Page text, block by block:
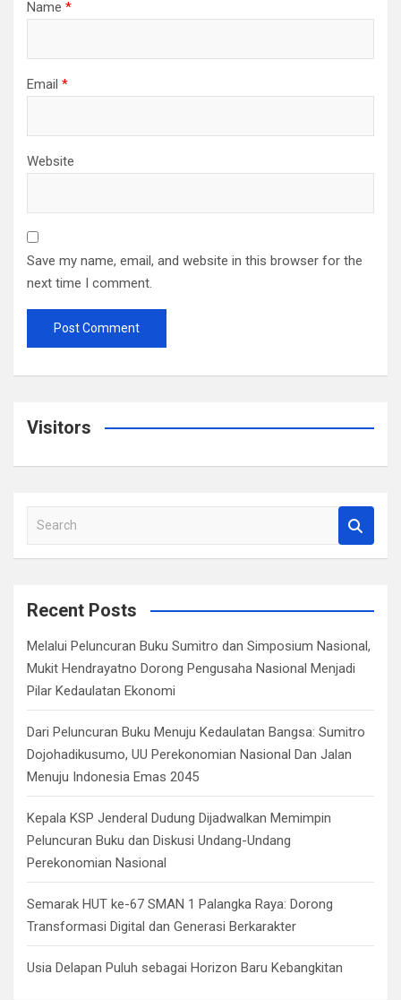
Name *
Email *
Website
Save my name, email, and website in this browser for the
next time I comment.
Visitors
a
c
Recent Posts
Melalui Peluncuran Buku Sumitro dan Simposium Nasional,
Mukit Hendrayatno Dorong Pengusaha Nasional Menjadi
Pilar Kedaulatan Ekonomi
Dari Peluncuran Buku Menuju Kedaulatan Bangsa: Sumitro
Dojohadikusumo, UU Perekonomian Nasional Dan Jalan
Menuju Indonesia Emas 2045
Kepala KSP Jenderal Dudung Dijadwalkan Memimpin
Peluncuran Buku dan Diskusi Undang-Undang
Perekonomian Nasional
Semarak HUT ke-67 SMAN 1 Palangka Raya: Dorong
Transformasi Digital dan Generasi Berkarakter
Usia Delapan Puluh sebagai Horizon Baru Kebangkitan